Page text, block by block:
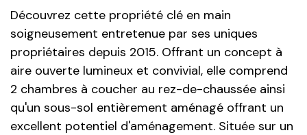
Découvrez cette propriété clé en main
soigneusement entretenue par ses uniques
propriétaires depuis 2015. Offrant un concept à
aire ouverte lumineux et convivial, elle comprend
2 chambres à coucher au rez-de-chaussée ainsi
qu'un sous-sol entièrement aménagé offrant un
excellent potentiel d'aménagement. Située sur un